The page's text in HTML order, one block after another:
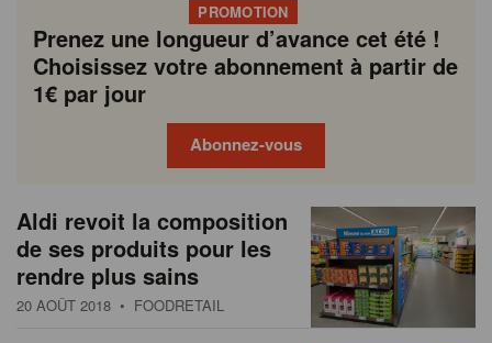
PROMOTION
Prenez une longueur d’avance cet été !
Choisissez votre abonnement à partir de
1€ par jour
Abonnez-vous
N
e
w
s
Aldi revoit la composition
de ses produits pour les
rendre plus sains
20 AOÛT 2018 • FOODRETAIL
P
a
g
i
Previous
page
Page
Page
Page
Page
Current
page
Page
Page
Page
Page
Next
page
academy
society